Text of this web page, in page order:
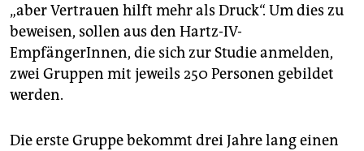
„aber Vertrauen hilft mehr als Druck“. Um dies zu
beweisen, sollen aus den Hartz-IV-
EmpfängerInnen, die sich zur Studie anmelden,
zwei Gruppen mit jeweils 250 Personen gebildet
werden.
Die erste Gruppe bekommt drei Jahre lang einen